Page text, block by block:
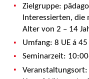
Zielgruppe:
Interessierten,
Alter von 2 – 14
Umfang: 8 UE á
Seminarzeit: